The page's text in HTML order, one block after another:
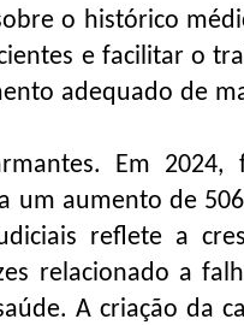
o histórico
e facilitar o
adequado de
Em 2024,
um aumento de
reflete a
relacionado a
A criação da